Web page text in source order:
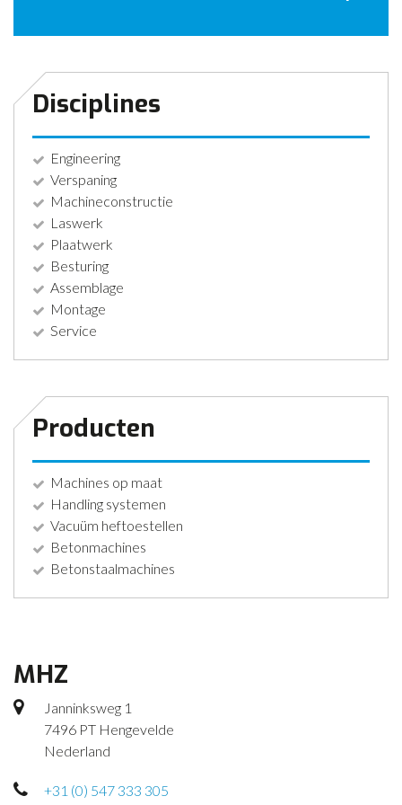
Disciplines
Engineering
Verspaning
Machineconstructie
Laswerk
Plaatwerk
Besturing
Assemblage
Montage
Service
Producten
Machines op maat
Handling systemen
Vacuüm heftoestellen
Betonmachines
Betonstaalmachines
MHZ
Janninksweg 1
7496 PT Hengevelde
Nederland
+31 (0) 547 333 305